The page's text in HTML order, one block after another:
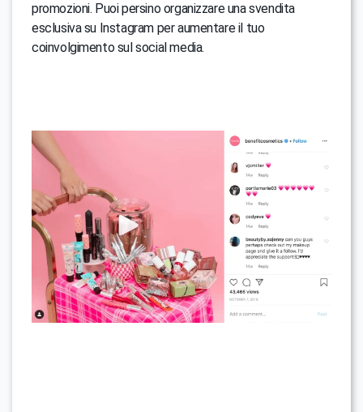
promozioni. Puoi persino organizzare una svendita
esclusiva su Instagram per aumentare il tuo
coinvolgimento sul social media.